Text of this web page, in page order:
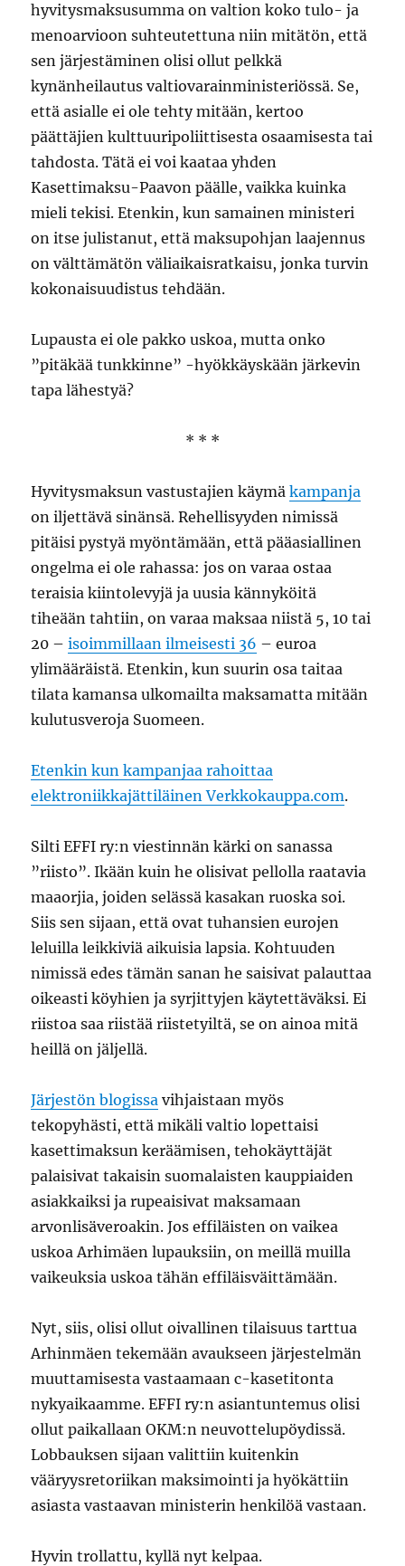
hyvitysmaksusumma on valtion koko tulo- ja
menoarvioon suhteutettuna niin mitätön, että
sen järjestäminen olisi ollut pelkkä
kynänheilautus valtiovarainministeriössä. Se,
että asialle ei ole tehty mitään, kertoo
päättäjien kulttuuripoliittisesta osaamisesta tai
tahdosta. Tätä ei voi kaataa yhden
Kasettimaksu-Paavon päälle, vaikka kuinka
mieli tekisi. Etenkin, kun samainen ministeri
on itse julistanut, että maksupohjan laajennus
on välttämätön väliaikaisratkaisu, jonka turvin
kokonaisuudistus tehdään.
Lupausta ei ole pakko uskoa, mutta onko
”pitäkää tunkkinne” -hyökkäyskään järkevin
tapa lähestyä?
* * *
Hyvitysmaksun vastustajien käymäkampanja
on iljettävä sinänsä. Rehellisyyden nimissä
pitäisi pystyä myöntämään, että pääasiallinen
ongelma ei ole rahassa: jos on varaa ostaa
teraisia kiintolevyjä ja uusia kännyköitä
tiheään tahtiin, on varaa maksaa niistä 5, 10 tai
20 –isoimmillaan ilmeisesti 36 – euroa
ylimääräistä. Etenkin, kun suurin osa taitaa
tilata kamansa ulkomailta maksamatta mitään
kulutusveroja Suomeen.
Etenkin kun kampanjaa rahoittaa
elektroniikkajättiläinen Verkkokauppa.com.
Silti EFFI ry:n viestinnän kärki on sanassa
”riisto”. Ikään kuin he olisivat pellolla raatavia
maaorjia, joiden selässä kasakan ruoska soi.
Siis sen sijaan, että ovat tuhansien eurojen
leluilla leikkiviä aikuisia lapsia. Kohtuuden
nimissä edes tämän sanan he saisivat palauttaa
oikeasti köyhien ja syrjittyjen käytettäväksi. Ei
riistoa saa riistää riistetyiltä, se on ainoa mitä
heillä on jäljellä.
Järjestön blogissa vihjaistaan myös
tekopyhästi, että mikäli valtio lopettaisi
kasettimaksun keräämisen, tehokäyttäjät
palaisivat takaisin suomalaisten kauppiaiden
asiakkaiksi ja rupeaisivat maksamaan
arvonlisäveroakin. Jos effiläisten on vaikea
uskoa Arhimäen lupauksiin, on meillä muilla
vaikeuksia uskoa tähän effiläisväittämään.
Nyt, siis, olisi ollut oivallinen tilaisuus tarttua
Arhinmäen tekemään avaukseen järjestelmän
muuttamisesta vastaamaan c-kasetitonta
nykyaikaamme. EFFI ry:n asiantuntemus olisi
ollut paikallaan OKM:n neuvottelupöydissä.
Lobbauksen sijaan valittiin kuitenkin
vääryysretoriikan maksimointi ja hyökättiin
asiasta vastaavan ministerin henkilöä vastaan.
Hyvin trollattu, kyllä nyt kelpaa.